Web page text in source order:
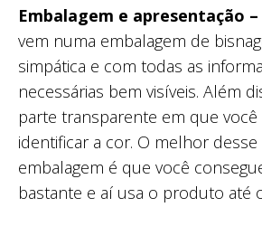
Embalagem e apresentação
vem numa embalagem de
simpática e com todas as
necessárias bem visíveis. Além
parte transparente em que você
identificar a cor. O melhor
embalagem é que você
bastante e aí usa o produto até